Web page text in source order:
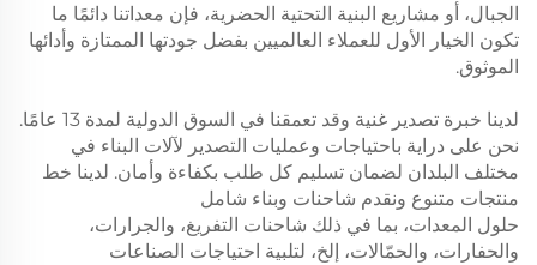
الجبال، أو مشاريع البنية التحتية الحضرية، فإن معداتنا دائمًا ما
تكون الخيار الأول للعملاء العالميين بفضل جودتها الممتازة وأدائها
الموثوق.
لدينا خبرة تصدير غنية وقد تعمقنا في السوق الدولية لمدة 13 عامًا.
نحن على دراية باحتياجات وعمليات التصدير لآلات البناء في
مختلف البلدان لضمان تسليم كل طلب بكفاءة وأمان. لدينا خط
منتجات متنوع ونقدم شاحنات وبناء شامل
حلول المعدات، بما في ذلك شاحنات التفريغ، والجرارات،
والحفارات، والحمّالات، إلخ، لتلبية احتياجات الصناعات